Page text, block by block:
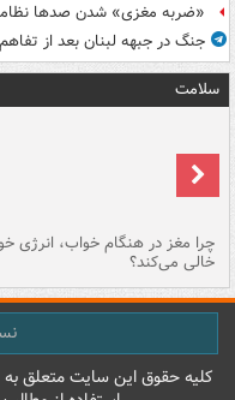
«ضربه مغزی» شدن صدها نظامی
جنگ در جبهه لبنان بعد از
سلامت
چرا مغز در هنگام خواب، انرژی
خالی می‌کند؟
کليه حقوق اين سايت متعلق به